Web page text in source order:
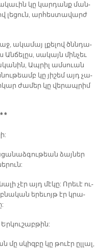
կը կար­դանք ման­
լե­ցուն, ար­հես­տա­վարժ
ա­կա­մայ լքե­լով ծննդա­
սա­կայն մին­չեւ
Ապ­րիլ ամ­սուան
կը յի­շեմ այդ չա­
ժա­մեր կը վե­րապ­րիմ
*
ձայ­ներ
չէր այդ մէ­կը: Ո­րե­ւէ ու­
ե­րե­ւոյթ էր կրա­
սկիզ­բը կը թուէր ըլ­լալ,